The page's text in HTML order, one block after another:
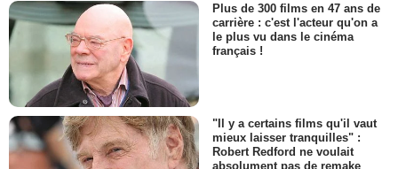
Plus de 300 films en 47 ans de
carrière : c'est l'acteur qu'on a
le plus vu dans le cinéma
français !
"Il y a certains films qu'il vaut
mieux laisser tranquilles" :
Robert Redford ne voulait